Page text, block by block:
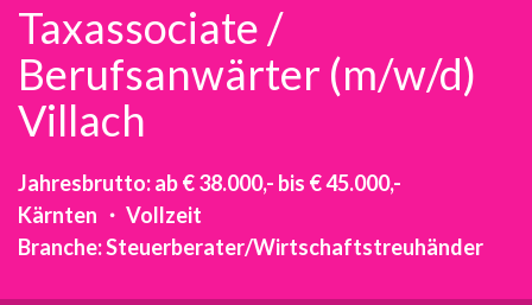
Taxassociate /
Berufsanwärter (m/w/d)
Villach
Jahresbrutto: ab € 38.000,- bis € 45.000,-
Kärnten ・ Vollzeit
Branche: Steuerberater/Wirtschaftstreuhänder